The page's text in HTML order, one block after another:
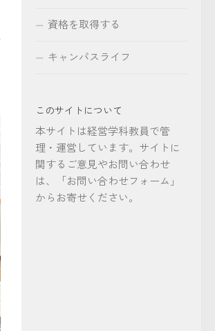
資格を取得する
キャンパスライフ
このサイトについて
本サイトは経営学科教員で管
理・運営しています。サイトに
関するご意見やお問い合わせ
は、「お問い合わせフォーム」
からお寄せください。